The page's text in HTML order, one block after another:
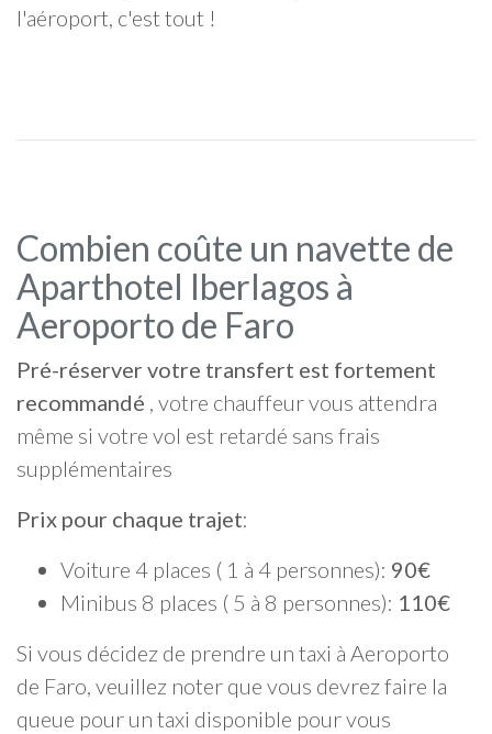
l'aéroport, c'est tout !
Combien coûte un navette de
Aparthotel Iberlagos à
Aeroporto de Faro
Pré-réserver votre transfert est fortement
recommandé , votre chauffeur vous attendra
même si votre vol est retardé sans frais
supplémentaires
Prix pour chaque trajet:
Voiture 4 places ( 1 à 4 personnes): 90€
Minibus 8 places ( 5 à 8 personnes): 110€
Si vous décidez de prendre un taxi à Aeroporto
de Faro, veuillez noter que vous devrez faire la
queue pour un taxi disponible pour vous